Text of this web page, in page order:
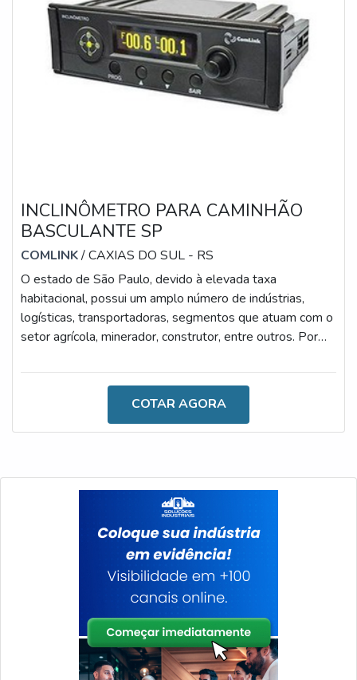
INCLINÔMETRO PARA CAMINHÃO
BASCULANTE SP
COMLINK/ CAXIAS DO SUL - RS
O estado de São Paulo, devido à elevada taxa
habitacional, possui um amplo número de indústrias,
logísticas, transportadoras, segmentos que atuam com o
setor agrícola, minerador, construtor, entre outros. Por
basculante SP é fundamental para diversos setores. OS
estado conta com principais vias e avenidas utilizadas
para o transporte. Por conta desse fator, também
COTAR AGORA